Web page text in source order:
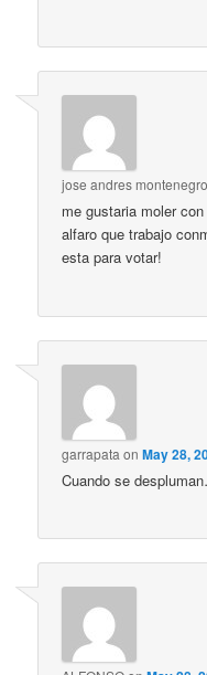
jose andres montenegro
me gustaria moler
alfaro que trabajo
esta para votar!
garrapata onMay 28,
Cuando se